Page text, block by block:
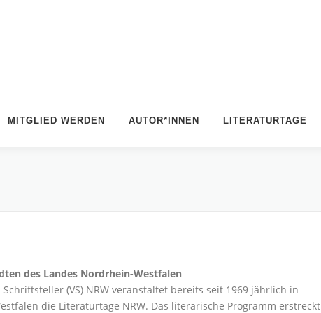
MITGLIED WERDEN AUTOR*INNEN LITERATURTAGE
des Landes Nordrhein-Westfalen
(VS) NRW veranstaltet bereits seit 1969 jährlich in
die Literaturtage NRW. Das literarische Programm erstreckt